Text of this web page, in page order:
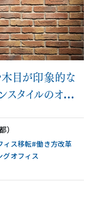
木目が印象的な
スタイルのオフ
ィス移転#働き方改革
グオフィス